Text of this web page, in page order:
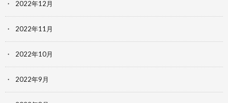
2022年12月
2022年11月
2022年10月
2022年9月